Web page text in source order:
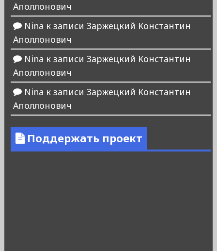
Аполлонович
Nina к записи Заржецкий Константин
Аполлонович
Nina к записи Заржецкий Константин
Аполлонович
Nina к записи Заржецкий Константин
Аполлонович
Поддержать проект